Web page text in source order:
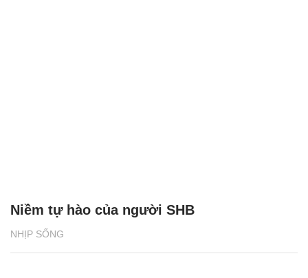
NHỊP SỐNG
Niềm tự hào của người SHB